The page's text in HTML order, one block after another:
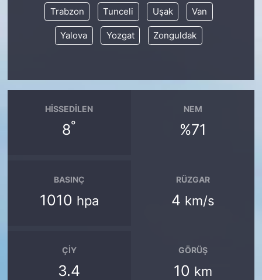
Trabzon Tunceli Uşak Van
Yalova Yozgat Zonguldak
HISSEDILEN
8°
NEM
%71
BASINÇ
1010 hpa
RÜZGAR
4 km/s
ÇIY
3.4
GÖRÜŞ
10 km